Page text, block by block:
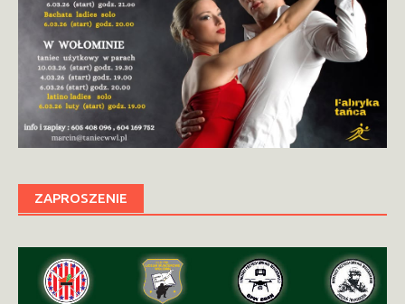
ZAPROSZENIE